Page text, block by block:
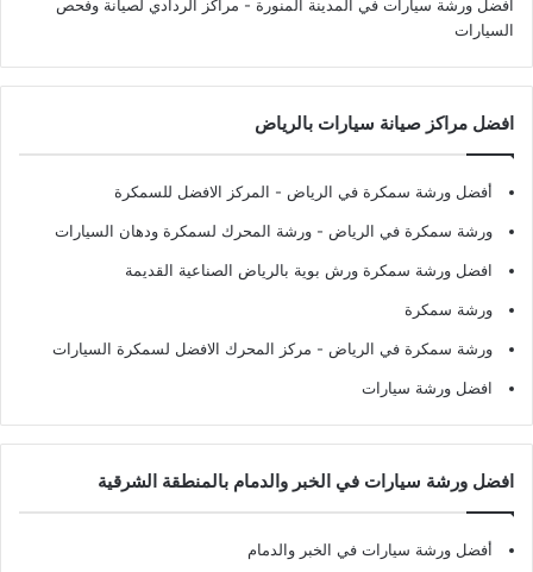
افضل ورشة سيارات في المدينة المنورة - مراكز الردادي لصيانة وفحص
السيارات
افضل مراكز صيانة سيارات بالرياض
أفضل ورشة سمكرة في الرياض - المركز الافضل للسمكرة
ورشة سمكرة في الرياض - ورشة المحرك لسمكرة ودهان السيارات
افضل ورشة سمكرة ورش بوية بالرياض الصناعية القديمة
ورشة سمكرة
ورشة سمكرة في الرياض - مركز المحرك الافضل لسمكرة السيارات
افضل ورشة سيارات
افضل ورشة سيارات في الخبر والدمام بالمنطقة الشرقية
أفضل ورشة سيارات في الخبر والدمام